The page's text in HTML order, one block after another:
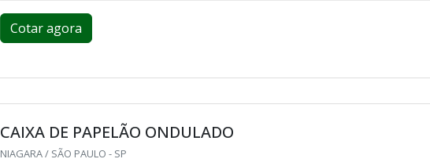
Cotar agora
CAIXA DE PAPELÃO ONDULADO
NIAGARA / SÃO PAULO - SP